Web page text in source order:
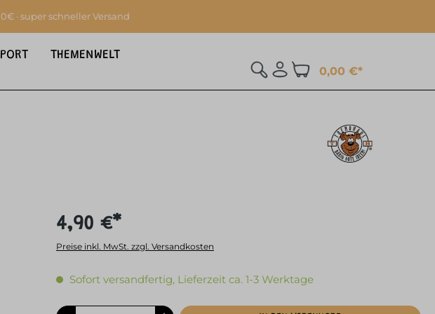
· super schneller Versand
THEMENWELT
0,00 €*
4,90 €*
Preise inkl. MwSt. zzgl. Versandkosten
Sofort versandfertig, Lieferzeit ca. 1-3 Werktage